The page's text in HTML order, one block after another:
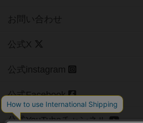
お問い合わせ
公式X
公式instagram
公式Facebook
公式YouTubeチャンネル